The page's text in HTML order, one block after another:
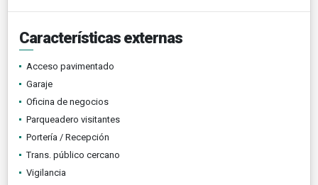
Características externas
Acceso pavimentado
Garaje
Oficina de negocios
Parqueadero visitantes
Portería / Recepción
Trans. público cercano
Vigilancia